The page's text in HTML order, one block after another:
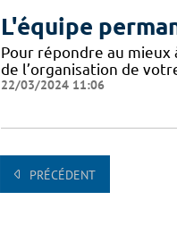
L'équipe
Pour répondre au mieux
de l’organisation de
22/03/2024 11:06
PRÉCÉDENT